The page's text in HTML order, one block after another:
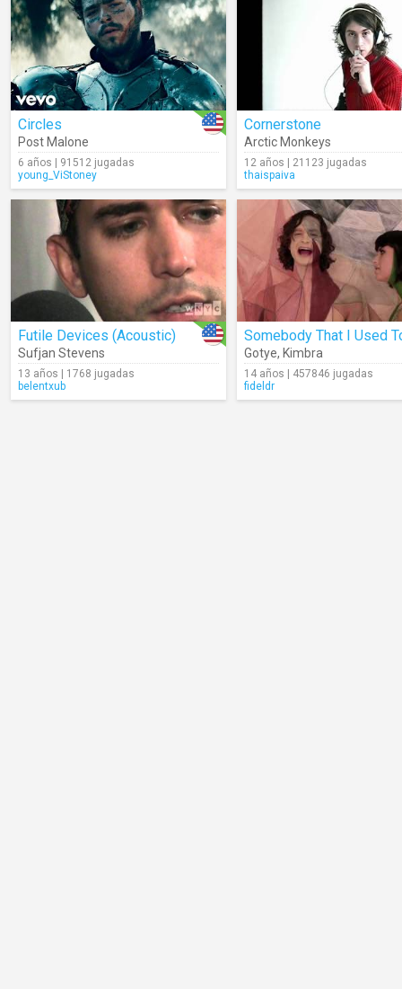
Circles
Post Malone
6 años | 91512 jugadas
young_ViStoney
Cornerstone
Arctic Monkeys
12 años | 21123 jugadas
thaispaiva
Futile Devices (Acoustic)
Sufjan Stevens
13 años | 1768 jugadas
belentxub
Gotye, Kimbra
14 años | 457846 jugadas
fideldr